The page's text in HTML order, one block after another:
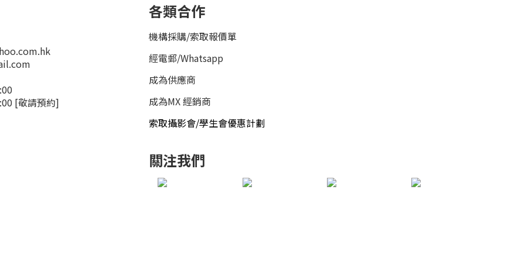
[敬請預約]
各類合作
機構採購/索取報價單
經電郵/Whatsapp
成為供應商
成為MX 經銷商
索取攝影會/學生會優惠計劃
關注我們